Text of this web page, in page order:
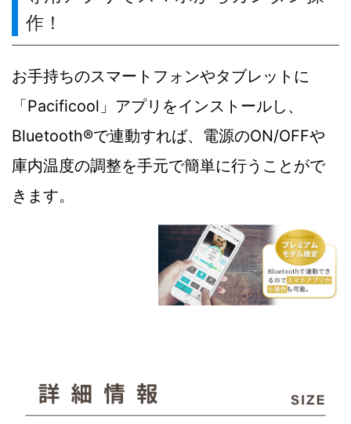
作！
お手持ちのスマートフォンやタブレットに
「Pacificool」アプリをインストールし、
Bluetooth®で連動すれば、電源のON/OFFや
庫内温度の調整を手元で簡単に行うことがで
きます。